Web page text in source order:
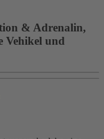
& Adrenalin,
Vehikel und